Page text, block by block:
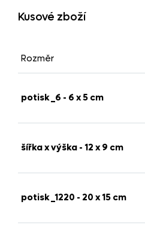
Kusové zboží
Rozměr
potisk_6 - 6 x 5 cm
šířka x výška - 12 x 9 cm
potisk_1220 - 20 x 15 cm